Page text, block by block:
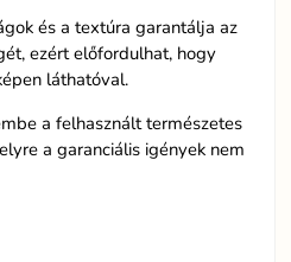
és a textúra garantálja az
ezért előfordulhat, hogy
láthatóval.
a felhasznált természetes
a garanciális igények nem